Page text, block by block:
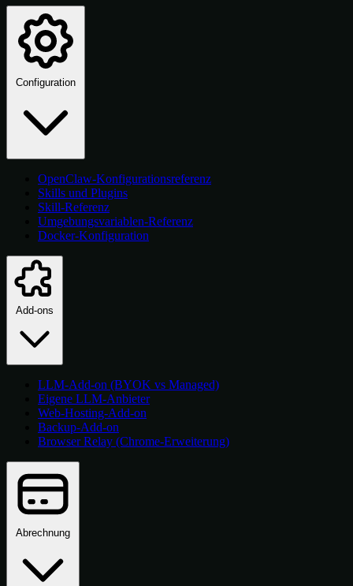
Configuration
OpenClaw-Konfigurationsreferenz
Skills und Plugins
Skill-Referenz
Umgebungsvariablen-Referenz
Docker-Konfiguration
Add-ons
LLM-Add-on (BYOK vs Managed)
Eigene LLM-Anbieter
Web-Hosting-Add-on
Backup-Add-on
Browser Relay (Chrome-Erweiterung)
Abrechnung